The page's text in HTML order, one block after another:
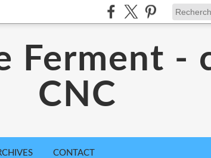
Ferment -
CNC
CONTACT